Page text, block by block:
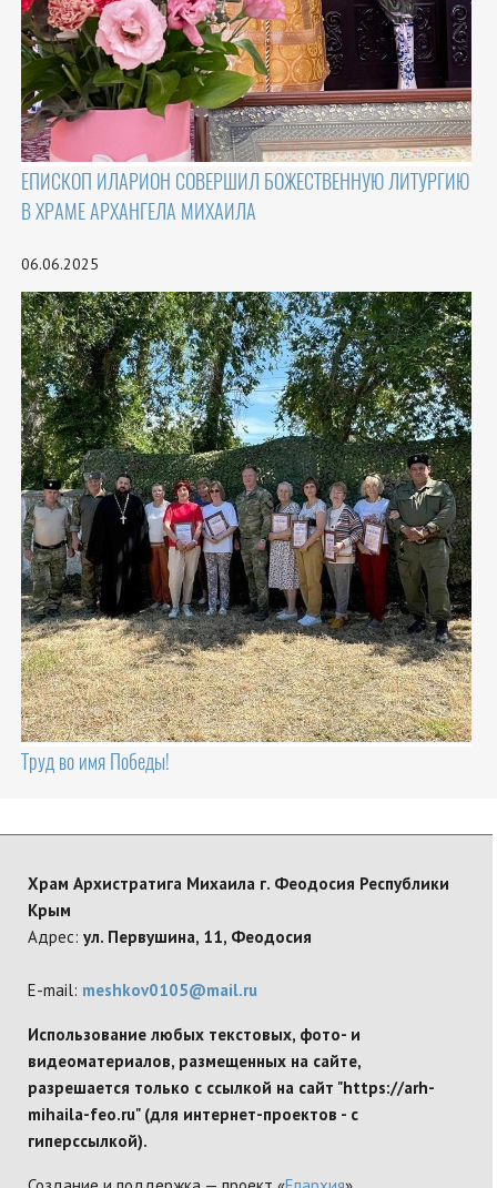
ЕПИСКОП ИЛАРИОН СОВЕРШИЛ БОЖЕСТВЕННУЮ ЛИТУРГИЮ
В ХРАМЕ АРХАНГЕЛА МИХАИЛА
06.06.2025
Труд во имя Победы!
Храм Архистратига Михаила г. Феодосия Республики
Крым
Адрес: ул. Первушина, 11, Феодосия
E-mail: meshkov0105@mail.ru
Использование любых текстовых, фото- и
видеоматериалов, размещенных на сайте,
разрешается только с ссылкой на сайт "https://arh-
mihaila-feo.ru" (для интернет-проектов - с
гиперссылкой).